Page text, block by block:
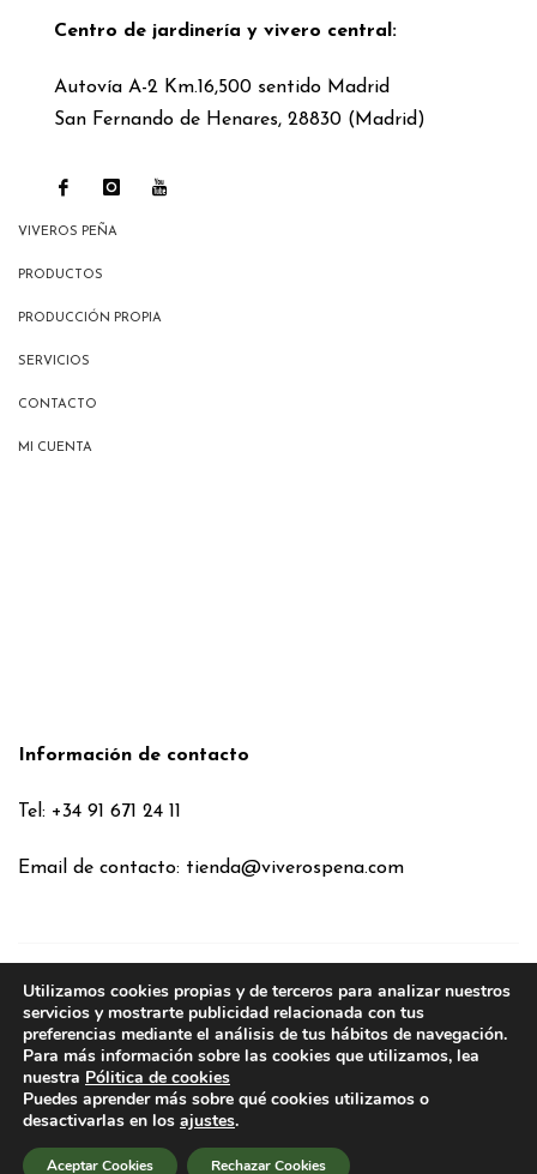
Centro de jardinería y vivero central:
Autovía A-2 Km.16,500 sentido Madrid
San Fernando de Henares, 28830 (Madrid)
VIVEROS PEÑA
PRODUCTOS
PRODUCCIÓN PROPIA
SERVICIOS
CONTACTO
MI CUENTA
Información de contacto
Tel: +34 91 671 24 11
Email de contacto: tienda@viverospena.com
Condiciones generales
Aviso legal
Política de Cookies
Política de privacidad
Política de privacidad en RRSS
2026VIVEROS PEÑA . TODOS LOS DERECHOS RESERVADOS
Utilizamos cookies propias y de terceros para analizar nuestros
servicios y mostrarte publicidad relacionada con tus
preferencias mediante el análisis de tus hábitos de navegación.
Para más información sobre las cookies que utilizamos, lea
nuestra Pólitica de cookies
Puedes aprender más sobre qué cookies utilizamos o
desactivarlas en los ajustes.
Aceptar Cookies Rechazar Cookies